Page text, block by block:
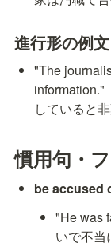
進行形の例文
"The
information."
していると
慣用句・
be accused
"He was
いで不当